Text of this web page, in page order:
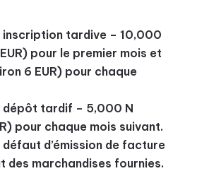
inscription tardive – 10,000
pour le premier mois et
6 EUR) pour chaque
dépôt tardif – 5,000 N
pour chaque mois suivant.
d’émission de facture
des marchandises fournies.